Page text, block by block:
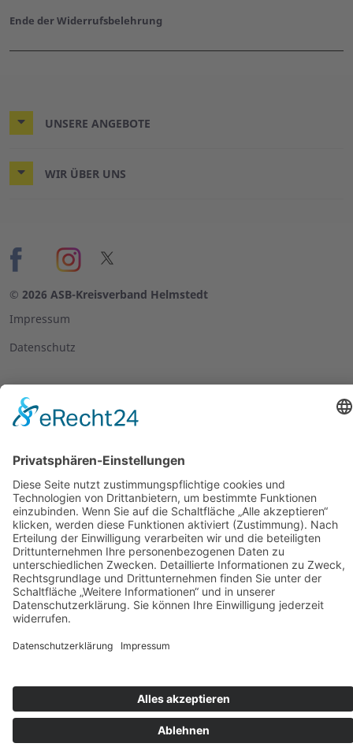
Ende der Widerrufsbelehrung
UNSERE ANGEBOTE
WIR ÜBER UNS
© 2026 ASB-Kreisverband Helmstedt
Impressum
Datenschutz
Cookie-Einstellungen